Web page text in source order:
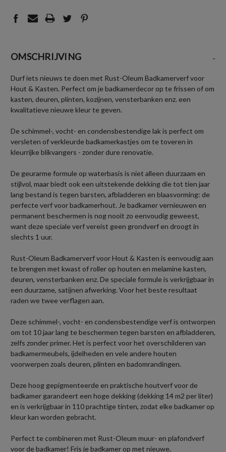
OMSCHRIJVING -
Durf iets nieuws te doen met Rust-Oleum Badkamerverf voor
Hout & Kasten. Perfect om je badkamerdecor op te frissen of om
kasten, deuren, plinten, kozijnen, vensterbanken enz. een
kwalitatieve nieuwe kleur te geven.
De schimmel-, vocht- en condensbestendige lak is perfect om
versleten of verkleurde badkamerkastjes om te toveren in
kleurrijke blikvangers - zonder dure renovatie.
De geurarme formule op waterbasis is niet alleen duurzaam en
stijlvol, maar biedt ook een uitstekende dekking die tot tien jaar
lang bestand is tegen barsten, afbladderen en blaasvorming: de
perfecte verf voor badkamerhout. Je badkamer vernieuwen en
permanent beschermen is nog nooit zo eenvoudig geweest,
want deze speciale verf vereist geen grondverf en droogt in
slechts 1 uur.
Rust-Oleum Badkamerverf voor Hout & Kasten is eenvoudig aan
te brengen met kwast of roller op houten en melamine kasten,
deuren, vensterbanken enz. De speciale formule is verkrijgbaar in
een duurzame, satijnen afwerking. Voor het beste resultaat
raden we twee verflagen aan.
Deze schimmel-, vocht- en condensbestendige verf is ontworpen
om tot 10 jaar lang te beschermen tegen barsten en afbladderen,
zelfs zonder primer. Het is perfect voor het overschilderen van
badkamermeubels, ijdelheden en vele andere houten
voorwerpen zoals deuren, plinten en badomrandingen.
Deze hoog gepigmenteerde en praktische houtverf voor de
badkamer garandeert een hoge dekking (dekking 14 m2 per liter)
en is verkrijgbaar in 110 prachtige tinten, zodat elke badkamer op
kleur kan worden gebracht.
Perfect te combineren met Rust-Oleum muur- en plafondverf
voor de badkamer! Fris je badkamer op met nieuwe,